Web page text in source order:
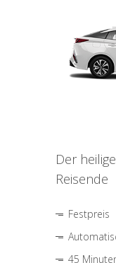
Der
Reisende
Festpreis
45